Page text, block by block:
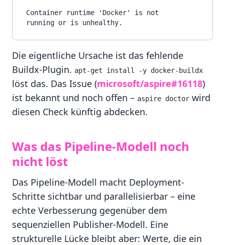
Container runtime 'Docker' is not
Die eigentliche Ursache ist das fehlende
Buildx-Plugin. apt-get install -y docker-buildx
löst das. Das Issue (microsoft/aspire#16118)
ist bekannt und noch offen – aspire doctor wird
diesen Check künftig abdecken.
Was das Pipeline-Modell noch
nicht löst
Das Pipeline-Modell macht Deployment-
Schritte sichtbar und parallelisierbar – eine
echte Verbesserung gegenüber dem
sequenziellen Publisher-Modell. Eine
strukturelle Lücke bleibt aber: Werte, die ein